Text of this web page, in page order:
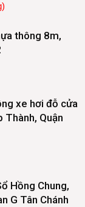
thông 8m,
xe hơi đỗ cửa
Thành, Quận
Hồng Chung,
G Tân Chánh